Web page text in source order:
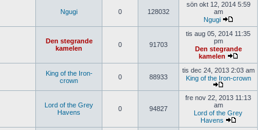
Ngugi 0 128032
sön okt 12, 2014 5:59
am
Ngugi
Den stegrande
kamelen
0 91703
tis aug 05, 2014 11:35
pm
Den stegrande
kamelen
King of the Iron-
crown
0 88933
tis dec 24, 2013 2:03 am
King of the Iron-crown
Lord of the Grey
Havens
0 94827
fre nov 22, 2013 11:13
am
Lord of the Grey
Havens